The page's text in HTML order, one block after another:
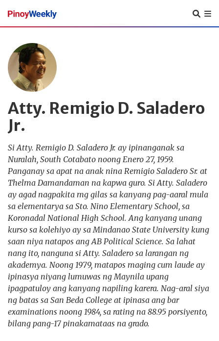
Pinoy
Weekly
Atty. Remigio D. Saladero
Jr.
Si Atty. Remigio D. Saladero Jr. ay ipinanganak sa
Nuralah, South Cotabato noong Enero 27, 1959.
Panganay sa apat na anak nina Remigio Saladero Sr. at
Thelma Damandaman na kapwa guro. Si Atty. Saladero
ay agad nagpakita mg gilas sa kanyang pag-aaral mula
sa elementarya sa Sto. Nino Elementary School, sa
Koronadal National High School. Ang kanyang unang
kurso sa kolehiyo ay sa Mindanao State University kung
saan niya natapos ang AB Political Science. Sa lahat
nang ito, nanguna si Atty. Saladero sa larangan ng
akademya. Noong 1979, matapos maging cum laude ay
ipinasya niyang lumuwas ng Maynila upang
ipagpatuloy ang kanyang napiling karera. Nag-aral siya
ng batas sa San Beda College at ipinasa ang bar
examinations noong 1984, sa rating na 88.95 porsiyento,
bilang pang-17 pinakamataas na grado.